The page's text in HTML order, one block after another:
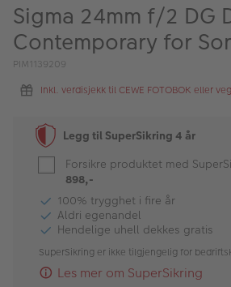
ALBUM
Kampanjer
Merker
Bildeprodukter
Fotokurs
Inspirasjon
Butikkoversikt
Sigma 24mm f/2 DG
Contemporary for
PIM1139209
Inkl. verdisjekk til CEWE FOTOBOK eller
Legg til SuperSikring 4 år
Forsikre produktet med
898,-
100% trygghet i fire år
Aldri egenandel
Hendelige uhell dekkes gratis
SuperSikring er ikke tilgjengelig for
Les mer om SuperSikring